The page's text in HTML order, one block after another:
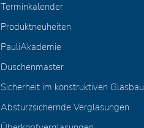
Terminkalender
Produktneuheiten
PauliAkademie
Duschenmaster
Sicherheit im konstruktiven Glasbau
Absturzsichernde Verglasungen